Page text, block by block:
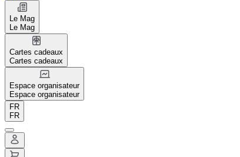
Le Mag
Le Mag
Cartes cadeaux
Cartes cadeaux
Espace organisateur
Espace organisateur
FR
FR